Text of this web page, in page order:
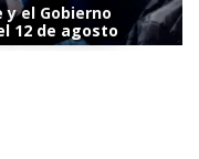
el Gobierno
12 de agosto